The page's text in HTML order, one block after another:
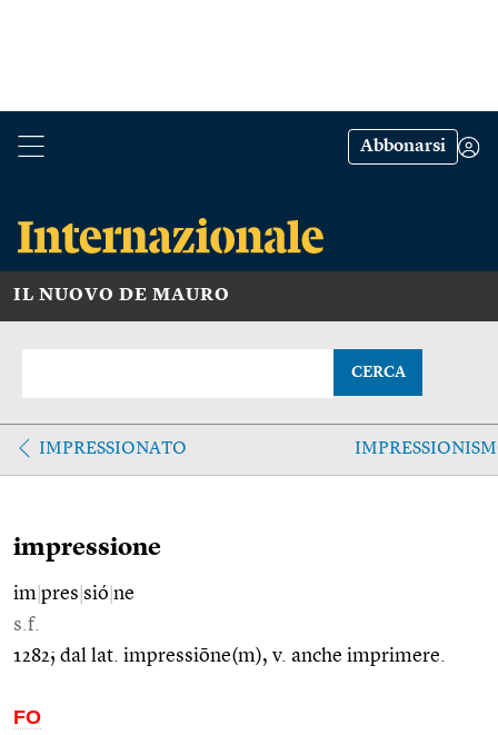
Abbonarsi
IL NUOVO DE MAURO
CERCA
IMPRESSIONATO
impressione
im pres sió ne
s.f.
1282; dal lat. impressiōne(m), v. anche imprimere.
FO